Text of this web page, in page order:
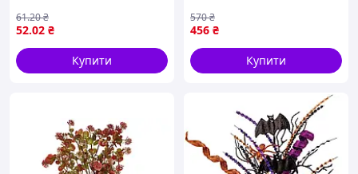
52.02 ₴
61.20₴
Купити
456 ₴
570₴
Купити